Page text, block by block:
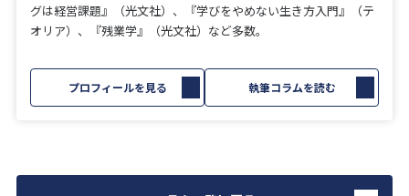
グは経営課題』（光文社）、『学びをやめない生き方入門』（テ
オリア）、『残業学』（光文社）など多数。
プロフィールを見る 執筆コラムを読む